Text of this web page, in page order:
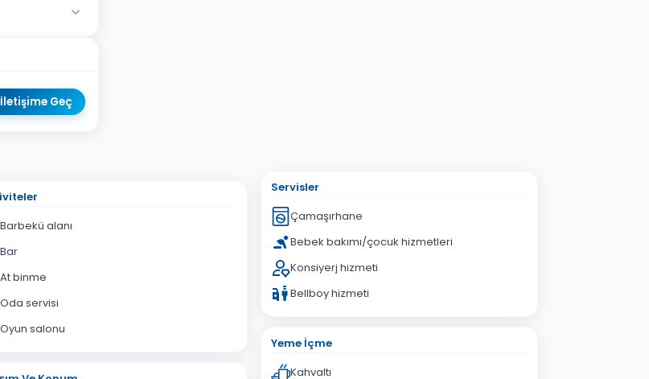
İletişime Geç
Barbekü alanı
Bar
At binme
Oda servisi
Oyun salonu
Servisler
Çamaşırhane
Bebek bakımı/çocuk hizmetleri
Konsiyerj hizmeti
Bellboy hizmeti
Yeme İçme
Kahvaltı